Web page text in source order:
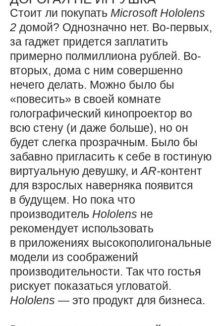
Стоит ли покупать Microsoft Hololens
2 домой? Однозначно нет. Во-первых,
за гаджет придется заплатить
примерно полмиллиона рублей. Во-
вторых, дома с ним совершенно
нечего делать. Можно было бы
«повесить» в своей комнате
голографический кинопроектор во
всю стену (и даже больше), но он
будет слегка прозрачным. Было бы
забавно пригласить к себе в гостиную
виртуальную девушку, иAR-контент
для взрослых наверняка появится
в будущем. Но пока что
производитель Hololens не
рекомендует использовать
в приложениях высокополигональные
модели из соображений
производительности. Так что гостья
рискует показаться угловатой.
Hololens — ​это продукт для бизнеса.